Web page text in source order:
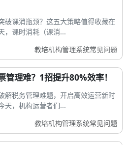
破课消瓶颈？这五大策略值得收藏在
，课时消耗（课消...
教培机构管理系统常见问题
管理难？1招提升80%效率！
解税务管理难题，开启高效运营新时
天，机构运营者们...
教培机构管理系统常见问题